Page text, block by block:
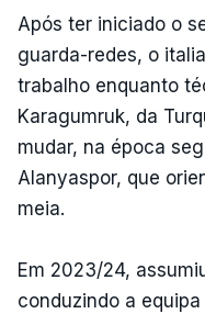
Após ter iniciado o
guarda-redes, o
trabalho enquanto
Karagumruk, da
mudar, na época
Alanyaspor, que
meia.
Em 2023/24,
conduzindo a